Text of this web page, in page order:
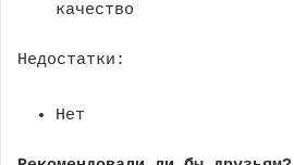
качество
Недостатки:
Нет